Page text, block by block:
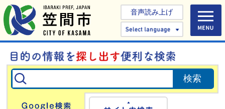
音声読み上げ
Select
Google検索